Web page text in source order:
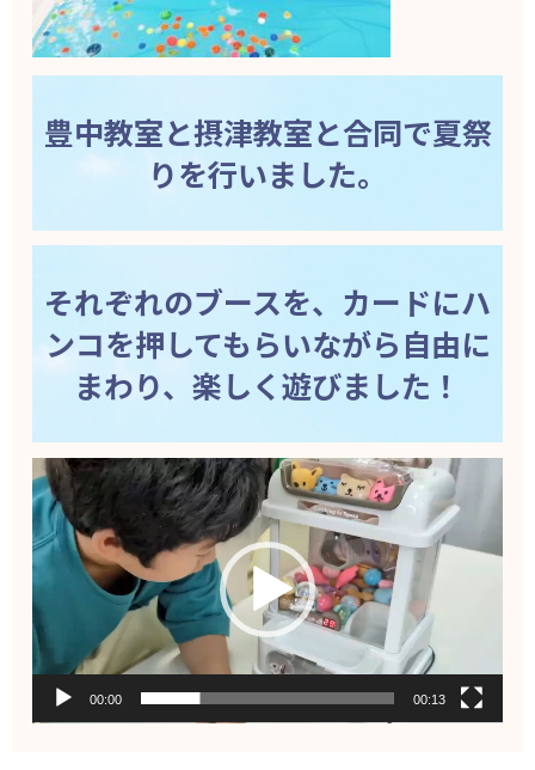
豊中教室と摂津教室と合同で夏祭
りを行いました。
それぞれのブースを、カードにハ
ンコを押してもらいながら自由に
まわり、楽しく遊びました！
動
画
プ
レ
ー
ヤ
ー
00:00 00:13